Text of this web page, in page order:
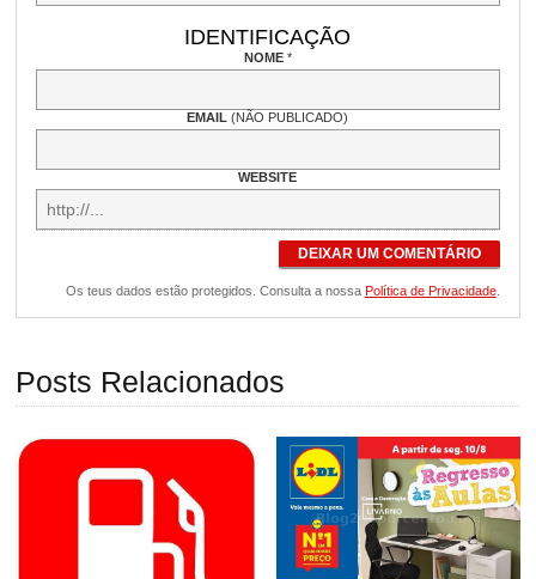
IDENTIFICAÇÃO
NOME *
EMAIL(NÃO PUBLICADO)
WEBSITE
DEIXAR UM COMENTÁRIO
Os teus dados estão protegidos. Consulta a nossa Política de Privacidade.
Posts Relacionados